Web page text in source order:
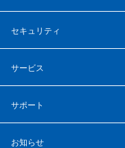
セキュリティ
サービス
サポート
お知らせ